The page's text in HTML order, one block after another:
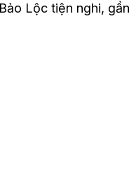
Lộc tiện nghi,